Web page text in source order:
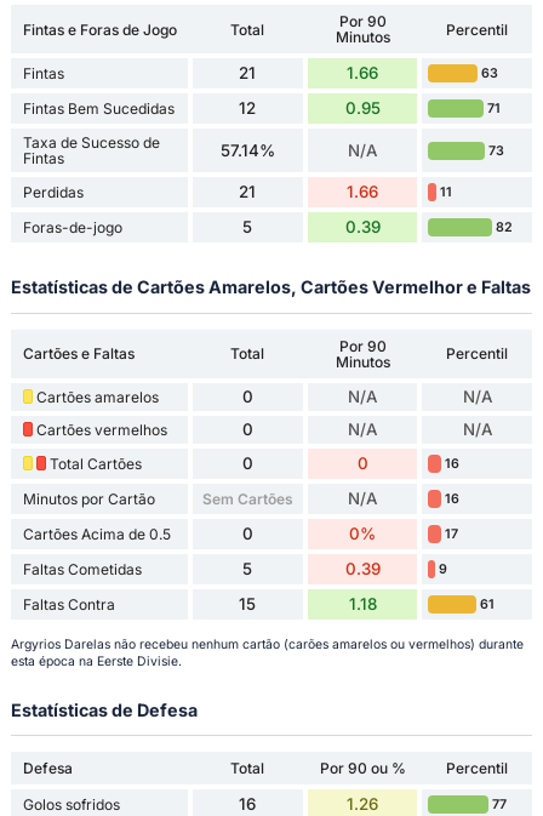
Fintas e Foras de Jogo Total
Por 90
Minutos
Percentil
Fintas 21 1.66 63
Fintas Bem Sucedidas 12 0.95 71
Taxa de Sucesso de
Fintas
57.14% N/A 73
Perdidas 21 1.66 11
Foras-de-jogo 5 0.39 82
Estatísticas de Cartões Amarelos, Cartões Vermelhor e Faltas
Cartões e Faltas Total
Por 90
Minutos
Percentil
Cartões amarelos 0 N/A N/A
Cartões vermelhos 0 N/A N/A
Total Cartões 0 0 16
Minutos por Cartão Sem Cartões N/A 16
Cartões Acima de 0.5 0 0% 17
Faltas Cometidas 5 0.39 9
Faltas Contra 15 1.18 61
Argyrios Darelas não recebeu nenhum cartão (carões amarelos ou vermelhos) durante
esta época na Eerste Divisie.
Estatísticas de Defesa
Defesa Total Por 90 ou %
Percentil
Golos sofridos
16 1.26 77